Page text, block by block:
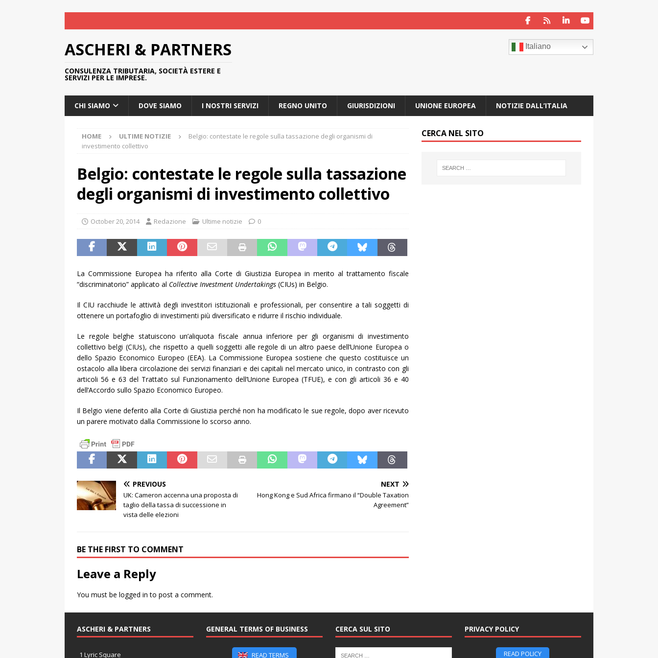
ASCHERI & PARTNERS
CONSULENZA TRIBUTARIA, SOCIETÀ ESTERE E
SERVIZI PER LE IMPRESE.
Italiano
CHI SIAMO DOVE SIAMO I NOSTRI SERVIZI REGNO UNITO GIURISDIZIONI UNIONE EUROPEA NOTIZIE DALL’ITALIA
HOME ULTIME NOTIZIE
Belgio: contestate le regole sulla tassazione degli organismi di
investimento collettivo
Belgio: contestate le regole sulla tassazione
degli organismi di investimento collettivo
October 20, 2014 Redazione Ultime notizie 0
La Commissione Europea ha riferito alla Corte di Giustizia Europea in merito al trattamento fiscale
“discriminatorio” applicato al Collective Investment Undertakings (CIUs) in Belgio.
Il CIU racchiude le attività degli investitori istituzionali e professionali, per consentire a tali soggetti di
ottenere un portafoglio di investimenti più diversificato e ridurre il rischio individuale.
Le regole belghe statuiscono un’aliquota fiscale annua inferiore per gli organismi di investimento
collettivo belgi (CIUs), che rispetto a quelli soggetti alle regole di un altro paese dell’Unione Europea o
dello Spazio Economico Europeo (EEA). La Commissione Europea sostiene che questo costituisce un
ostacolo alla libera circolazione dei servizi finanziari e dei capitali nel mercato unico, in contrasto con gli
articoli 56 e 63 del Trattato sul Funzionamento dell’Unione Europea (TFUE), e con gli articoli 36 e 40
dell’Accordo sullo Spazio Economico Europeo.
Il Belgio viene deferito alla Corte di Giustizia perché non ha modificato le sue regole, dopo aver ricevuto
un parere motivato dalla Commissione lo scorso anno.
PREVIOUS
UK: Cameron accenna una proposta di
taglio della tassa di successione in
vista delle elezioni
NEXT
Hong Kong e Sud Africa firmano il “Double Taxation
Agreement”
BE THE FIRST TO COMMENT
Leave a Reply
You must be logged in to post a comment.
CERCA NEL SITO
ASCHERI & PARTNERS
1 Lyric Square
GENERAL TERMS OF BUSINESS
READ TERMS
CERCA SUL SITO PRIVACY POLICY
READ POLICY